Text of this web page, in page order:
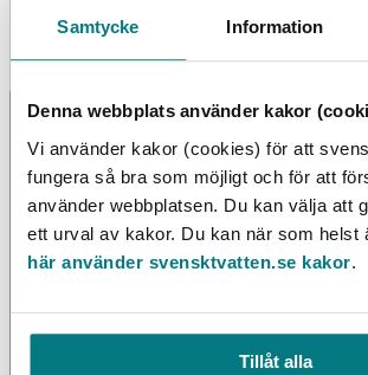
Samtycke Information
Denna webbplats använder kakor
Vi använder kakor (cookies) för att
fungera så bra som möjligt och för att
använder webbplatsen. Du kan välja att
ett urval av kakor. Du kan när som helst
här använder svensktvatten.se kakor.
Tillåt alla
MER INFORMATION OM
Artikelnr (SKU):C_Benchmark-
for-Integrated-Urban-
WastewaterSystems